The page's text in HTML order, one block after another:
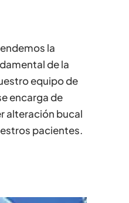
la
de la
equipo de
encarga de
alteración bucal
pacientes.